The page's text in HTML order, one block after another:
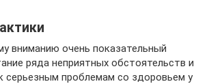
вниманию очень показательный
ряда неприятных обстоятельств и
серьезным проблемам со здоровьем у